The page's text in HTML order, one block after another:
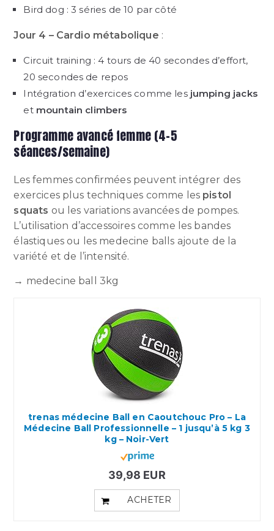
Bird dog : 3 séries de 10 par côté
Jour 4 – Cardio métabolique :
Circuit training : 4 tours de 40 secondes d’effort,
20 secondes de repos
Intégration d’exercices comme les jumping jacks
et mountain climbers
Programme avancé femme (4-5
séances/semaine)
Les femmes confirmées peuvent intégrer des
exercices plus techniques comme les pistol
squats ou les variations avancées de pompes.
L’utilisation d’accessoires comme les bandes
élastiques ou les medecine balls ajoute de la
variété et de l’intensité.
→ medecine ball 3kg
trenas médecine Ball en Caoutchouc Pro – La
Médecine Ball Professionnelle – 1 jusqu’à 5 kg 3
kg – Noir-Vert
39,98 EUR
ACHETER